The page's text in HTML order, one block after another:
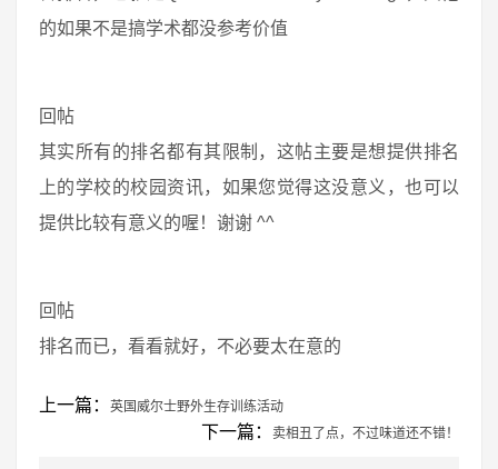
的如果不是搞学术都没参考价值
回帖
其实所有的排名都有其限制，这帖主要是想提供排名
上的学校的校园资讯，如果您觉得这没意义，也可以
提供比较有意义的喔！谢谢 ^^
回帖
排名而已，看看就好，不必要太在意的
上一篇： 英国威尔士野外生存训练活动
下一篇： 卖相丑了点，不过味道还不错！